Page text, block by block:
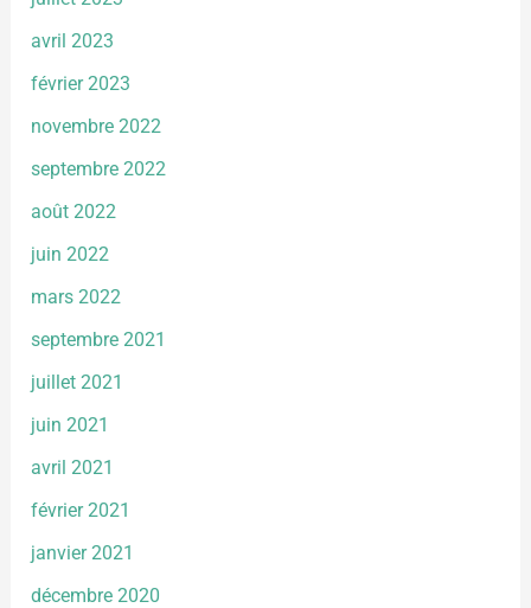
avril 2023
février 2023
novembre 2022
septembre 2022
août 2022
juin 2022
mars 2022
septembre 2021
juillet 2021
juin 2021
avril 2021
février 2021
janvier 2021
décembre 2020